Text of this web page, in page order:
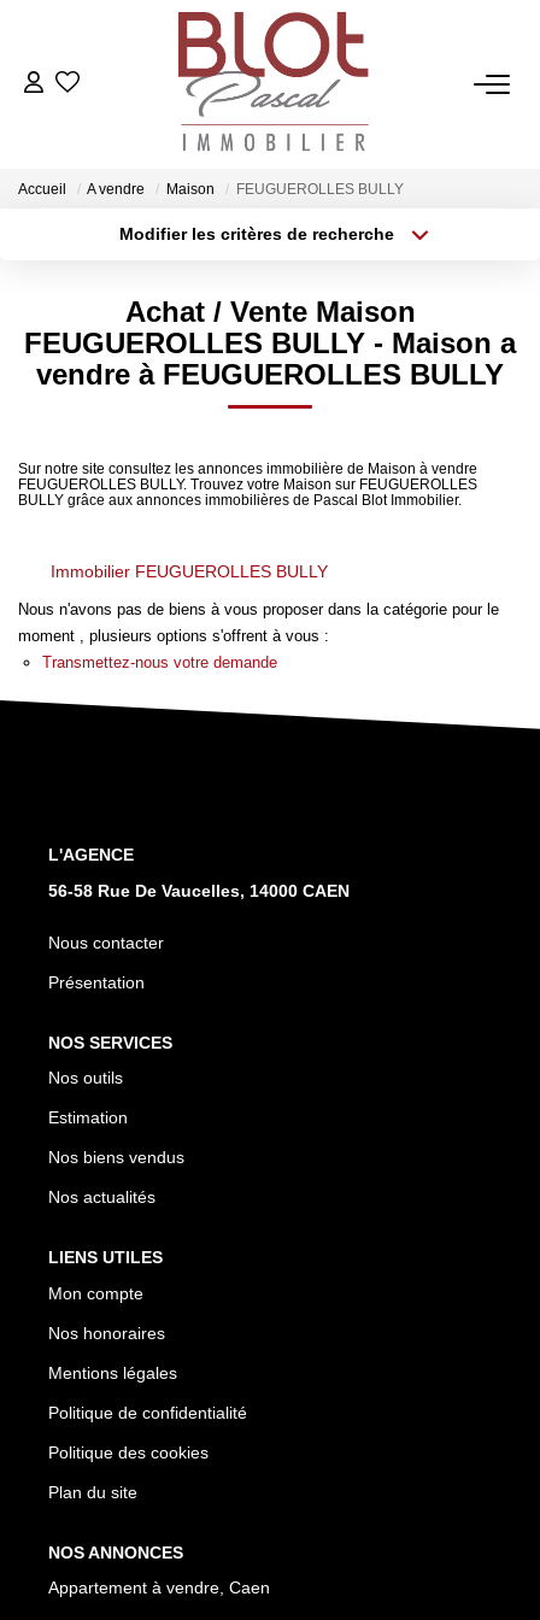
ACCUEIL
ACHETER
VENDRE
NOTRE AGENCE
Qui Sommes-Nous
Notre Équipe
OUTILS DE CALCUL
Accueil A vendre Maison FEUGUEROLLES BULLY
Modifier les critères de recherche
Surface min Budget max
Plus de critères Créer une alerte
Achat / Vente Maison
FEUGUEROLLES BULLY - Maison a
vendre à FEUGUEROLLES BULLY
Sur notre site consultez les annonces immobilière de Maison à vendre
FEUGUEROLLES BULLY. Trouvez votre Maison sur FEUGUEROLLES
BULLY grâce aux annonces immobilières de Pascal Blot Immobilier.
Immobilier FEUGUEROLLES BULLY
Nous n'avons pas de biens à vous proposer dans la catégorie pour le
moment , plusieurs options s'offrent à vous :
Transmettez-nous votre demande
L'AGENCE
56-58 Rue De Vaucelles, 14000 CAEN
Nous contacter
Présentation
NOS SERVICES
Nos outils
Estimation
Nos biens vendus
Nos actualités
LIENS UTILES
Mon compte
Nos honoraires
Mentions légales
Politique de confidentialité
Politique des cookies
Plan du site
NOS ANNONCES
Appartement à vendre, Caen